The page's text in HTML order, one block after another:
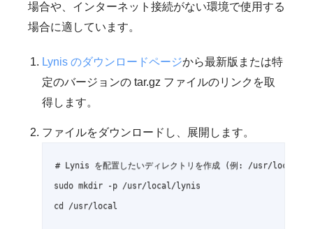
場合や、インターネット接続がない環境で使用する
場合に適しています。
Lynis のダウンロードページから最新版または特
定のバージョンの tar.gz ファイルのリンクを取
得します。
ファイルをダウンロードし、展開します。
# Lynis を配置したいディレクトリを作成 (例: /usr/local/
sudo mkdir -p /usr/local/lynis
cd /usr/local